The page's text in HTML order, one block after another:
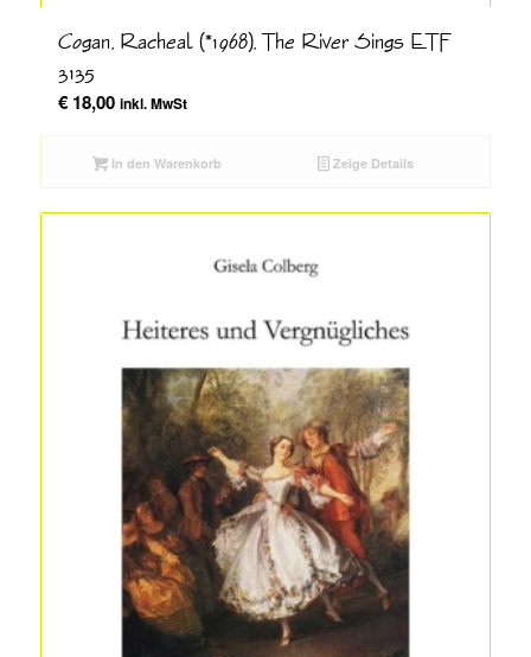
Cogan, Racheal (*1968), The River Sings ETF
3135
€18,00 inkl. MwSt
In den Warenkorb Zeige Details